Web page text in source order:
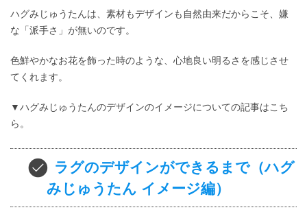
ハグみじゅうたんは、素材もデザインも自然由来だからこそ、嫌
な「派手さ」が無いのです。
色鮮やかなお花を飾った時のような、心地良い明るさを感じさせ
てくれます。
▼ハグみじゅうたんのデザインのイメージについての記事はこち
ら。
ラグのデザインができるまで（ハグ
みじゅうたん イメージ編）